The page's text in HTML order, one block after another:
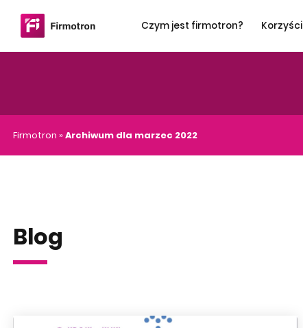
Czym jest firmotron? Korzyści
Firmotron »Archiwum dla marzec 2022
Blog